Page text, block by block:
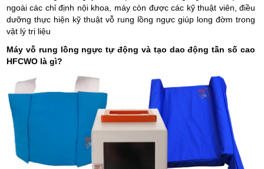
ngoài các chỉ định nội khoa, máy còn được các kỹ thuật viên, điều
dưỡng thực hiện kỹ thuật vỗ rung lồng ngực giúp long đờm trong
vật lý trị liệu
Máy vỗ rung lồng ngực tự động và tạo dao động tần số cao
HFCWO là gì?